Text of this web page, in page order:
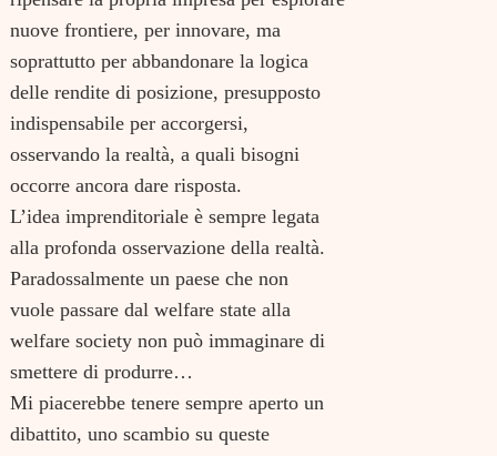
nuove frontiere, per innovare, ma
soprattutto per abbandonare la logica
delle rendite di posizione, presupposto
indispensabile per accorgersi,
osservando la realtà, a quali bisogni
occorre ancora dare risposta.
L’idea imprenditoriale è sempre legata
alla profonda osservazione della realtà.
Paradossalmente un paese che non
vuole passare dal welfare state alla
welfare society non può immaginare di
smettere di produrre…
Mi piacerebbe tenere sempre aperto un
dibattito, uno scambio su queste